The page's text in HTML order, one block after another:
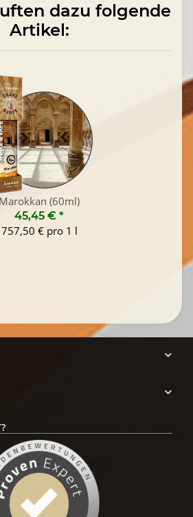
dazu folgende
Artikel:
Marokkan (60ml)
45,45 € *
757,50 € pro 1 l